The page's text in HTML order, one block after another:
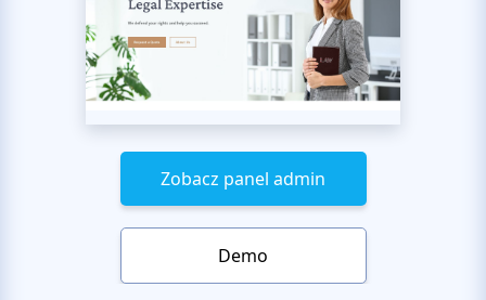
Zobacz panel admin
Demo